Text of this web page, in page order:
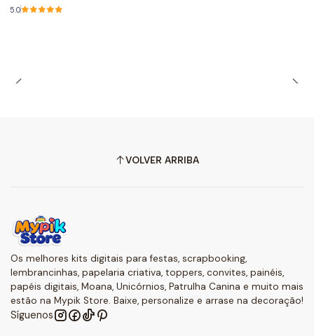
5.0
VOLVER ARRIBA
Os melhores kits digitais para festas, scrapbooking,
lembrancinhas, papelaria criativa, toppers, convites, painéis,
papéis digitais, Moana, Unicórnios, Patrulha Canina e muito mais
estão na Mypik Store. Baixe, personalize e arrase na decoração!
Síguenos